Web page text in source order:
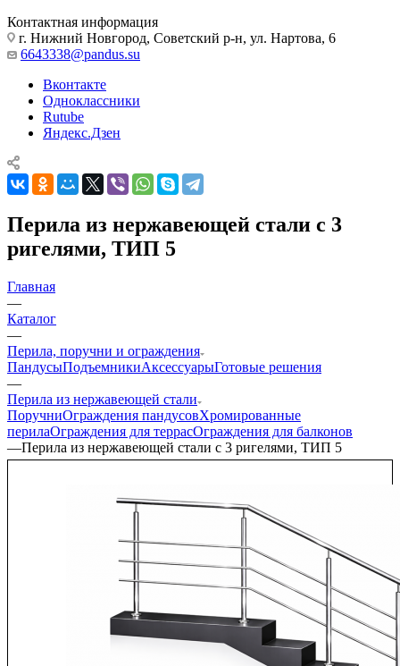
Контактная информация
г. Нижний Новгород, Советский р-н, ул. Нартова, 6
6643338@pandus.su
Вконтакте
Одноклассники
Rutube
Яндекс.Дзен
Перила из нержавеющей стали с 3
ригелями, ТИП 5
Главная
—
Каталог
—
Перила, поручни и ограждения
ПандусыПодъемникиАксессуарыГотовые решения
—
Перила из нержавеющей стали
ПоручниОграждения пандусовХромированные
перилаОграждения для террасОграждения для балконов
—Перила из нержавеющей стали с 3 ригелями, ТИП 5